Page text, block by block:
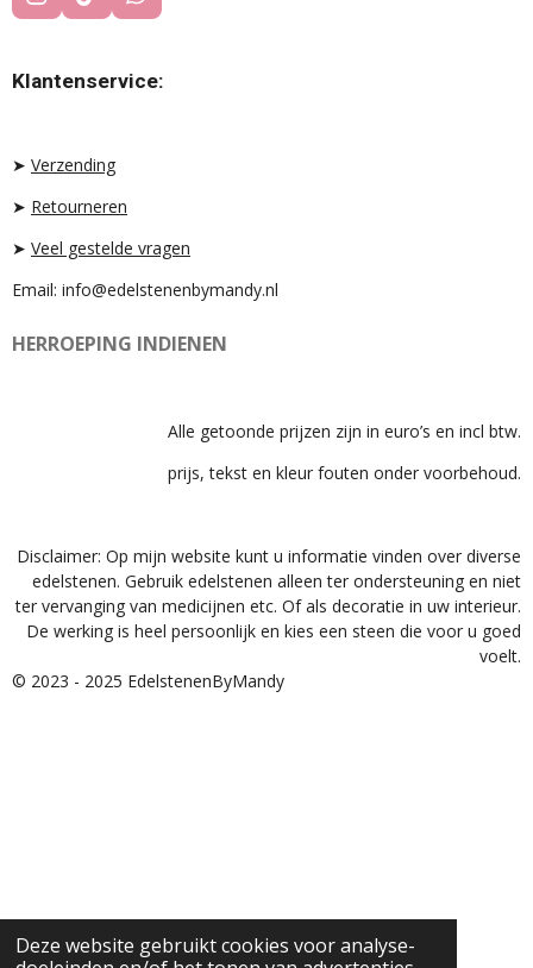
Deze website gebruikt cookies voor analyse-
N
T
A
A
I
T
O
H
T
S
Klantenservice:
➤ Verzending
➤ Retourneren
➤ Veel gestelde vragen
Email: info@edelstenenbymandy.nl
HERROEPING INDIENEN
Alle getoonde prijzen zijn in euro’s en incl btw.
prijs, tekst en kleur fouten onder voorbehoud.
Disclaimer: Op mijn website kunt u informatie vinden over diverse
edelstenen. Gebruik edelstenen alleen ter ondersteuning en niet
ter vervanging van medicijnen etc. Of als decoratie in uw interieur.
De werking is heel persoonlijk en kies een steen die voor u goed
voelt.
© 2023 - 2025 EdelstenenByMandy